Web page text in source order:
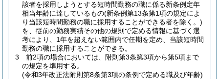
該者を採用しようとする短時間勤務の職に係る新条例定年
相当年齢に達しているもの(新条例第13条第1項の規定によ
り当該短時間勤務の職に採用することができる者を除く。)
を、従前の勤務実績その他の規則で定める情報に基づく選
考により、1年を超えない範囲内で任期を定め、当該短時間
勤務の職に採用することができる。
3
前2項の場合においては、附則第3条第3項から第5項まで
の規定を準用する。
(令和3年改正法附則第8条第3項の条例で定める職及び年齢)